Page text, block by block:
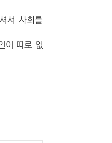
서 사회를
이 따로 없